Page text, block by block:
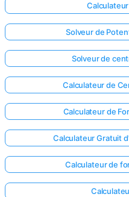
Solveur de
Solveur de
Calculateur de
Calculateur de
Calculateur Gratuit
Calculateur de